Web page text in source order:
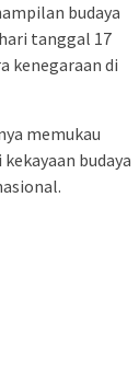
budaya
tanggal 17
kenegaraan di
memukau
budaya